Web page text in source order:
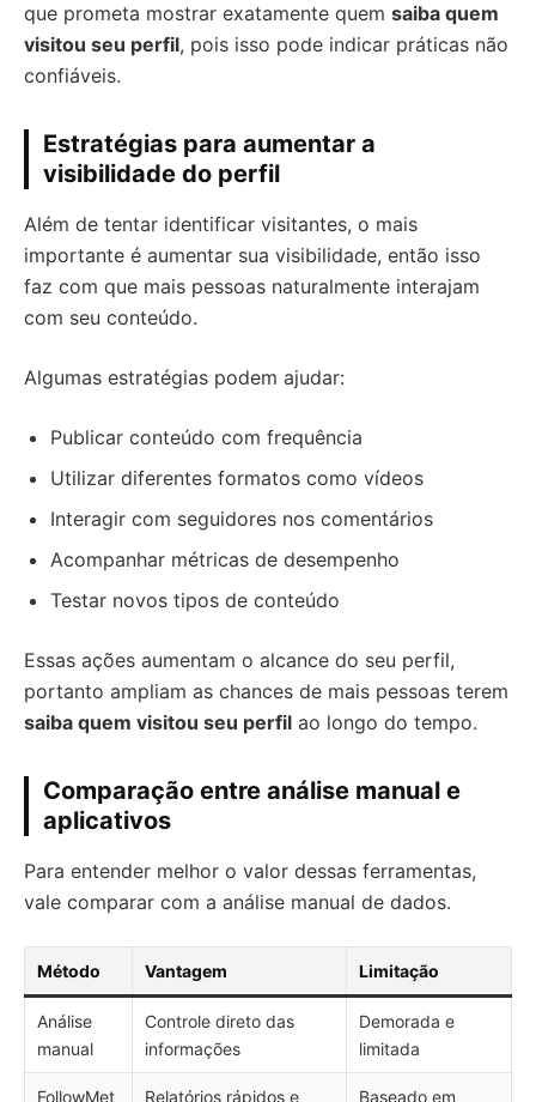
que prometa mostrar exatamente quem saiba quem
visitou seu perfil, pois isso pode indicar práticas não
confiáveis.
Estratégias para aumentar a
visibilidade do perfil
Além de tentar identificar visitantes, o mais
importante é aumentar sua visibilidade, então isso
faz com que mais pessoas naturalmente interajam
com seu conteúdo.
Algumas estratégias podem ajudar:
Publicar conteúdo com frequência
Utilizar diferentes formatos como vídeos
Interagir com seguidores nos comentários
Acompanhar métricas de desempenho
Testar novos tipos de conteúdo
Essas ações aumentam o alcance do seu perfil,
portanto ampliam as chances de mais pessoas terem
saiba quem visitou seu perfil ao longo do tempo.
Comparação entre análise manual e
aplicativos
Para entender melhor o valor dessas ferramentas,
vale comparar com a análise manual de dados.
Método Vantagem Limitação
Análise
manual
Controle direto das
informações
Demorada e
limitada
FollowMet Relatórios rápidos e Baseado em